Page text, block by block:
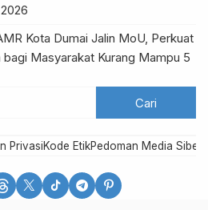
Kota Dumai Jalin MoU, Perkuat
Masyarakat Kurang Mampu 5
PrivasiKode EtikPedoman Media Siber